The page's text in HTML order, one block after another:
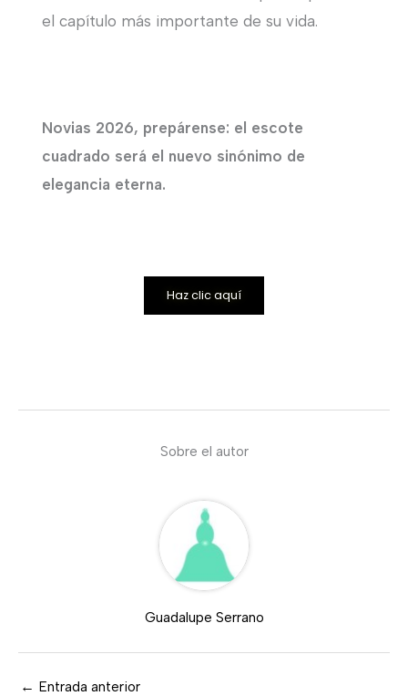
el capítulo más importante de su vida.
Novias 2026, prepárense: el escote
cuadrado será el nuevo sinónimo de
elegancia eterna.
Haz clic aquí
Sobre el autor
Guadalupe Serrano
← Entrada anterior